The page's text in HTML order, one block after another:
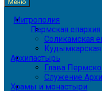
Меню
Митрополия
Пермская епархия
Соликамская
Кудымкарская
Архипастырь
Глава
Служение
Храмы и монастыри